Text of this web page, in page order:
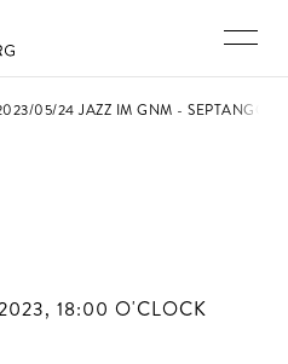
05/24 JAZZ IM GNM - SEPTANGO
18:00 O'CLOCK